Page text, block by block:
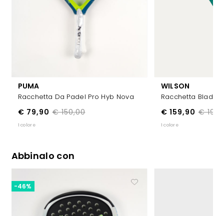
PUMA
Racchetta Da Padel Pro Hyb Nova
€ 150,00
€ 79,90
1 colore
WILSON
Racchetta Blade
€
€ 159,90
1 colore
Abbinalo con
-46%